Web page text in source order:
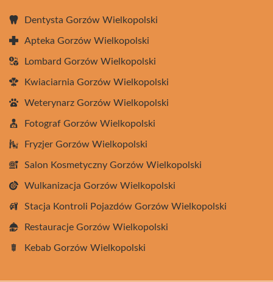
Dentysta Gorzów Wielkopolski
Apteka Gorzów Wielkopolski
Lombard Gorzów Wielkopolski
Kwiaciarnia Gorzów Wielkopolski
Weterynarz Gorzów Wielkopolski
Fotograf Gorzów Wielkopolski
Fryzjer Gorzów Wielkopolski
Salon Kosmetyczny Gorzów Wielkopolski
Wulkanizacja Gorzów Wielkopolski
Stacja Kontroli Pojazdów Gorzów Wielkopolski
Restauracje Gorzów Wielkopolski
Kebab Gorzów Wielkopolski